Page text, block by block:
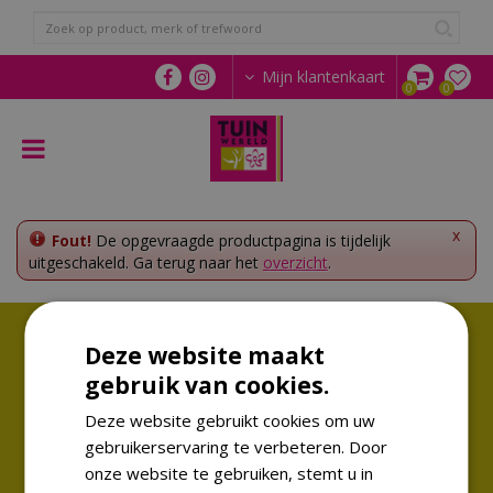
n
a
Mijn klantenkaart
x
Fout! De opgevraagde productpagina is tijdelijk
uitgeschakeld. Ga terug naar het overzicht.
Volg ons!
Altijd op de hoogte van de laatste trends
Deze website maakt
gebruik van cookies.
Deze website gebruikt cookies om uw
gebruikerservaring te verbeteren. Door
onze website te gebruiken, stemt u in